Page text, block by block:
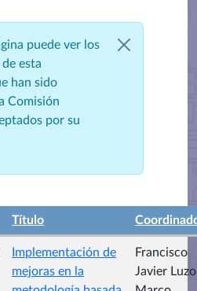
puede ver los
esta
han sido
Comisión
por su
Título
Implementación de
mejoras en la
Francisco
Javier